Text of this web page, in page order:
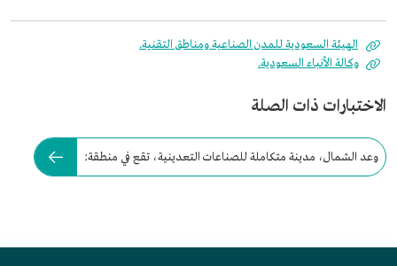
الهيئة السعودية للمدن الصناعية ومناطق التقنية.
وكالة الأنباء السعودية.
الاختبارات ذات الصلة
وعد الشمال، مدينة متكاملة للصناعات التعدينية، تقع في منطقة: